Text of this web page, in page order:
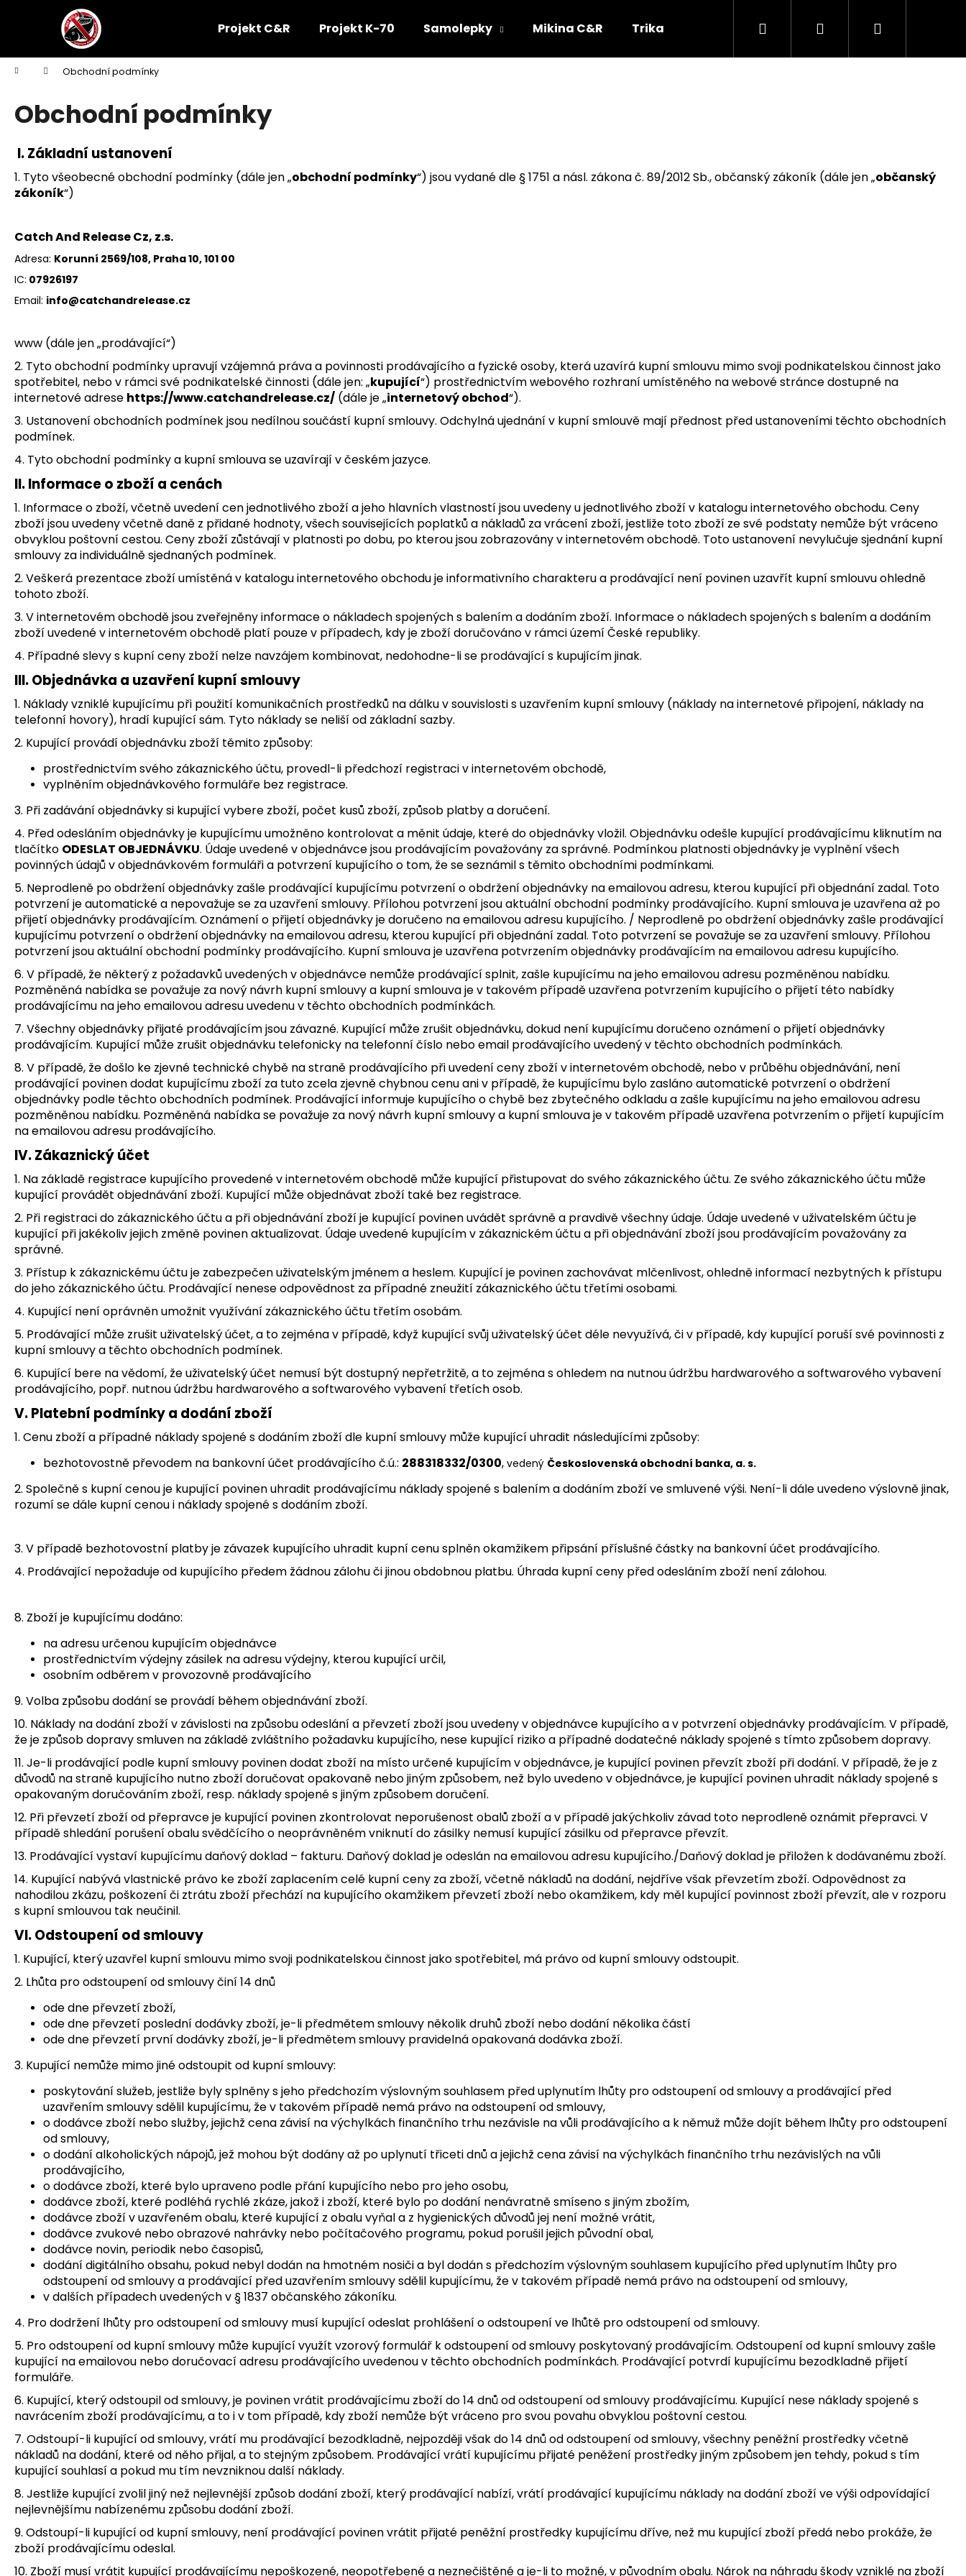
Projekt C&R Projekt K-70 Samolepky Mikina C&R Trika C&R Kontakty
Hledat PřihlášeníNákupní
Domů Obchodní podmínky
Obchodní podmínky
I.Základní ustanovení
1. Tyto všeobecné obchodní podmínky (dále jen „obchodní podmínky“) jsou vydané dle § 1751 a násl. zákona č. 89/2012 Sb., občanský zákoník (dále jen „občanský
zákoník“)
Catch And Release Cz, z.s.
Adresa: Korunní 2569/108, Praha 10,101 00
IC: 07926197
Email: info@catchandrelease.cz
www (dále jen „prodávající“)
2. Tyto obchodní podmínky upravují vzájemná práva a povinnosti prodávajícího a fyzické osoby, která uzavírá kupní smlouvu mimo svoji podnikatelskou činnost jako
spotřebitel, nebo v rámci své podnikatelské činnosti (dále jen: „kupující“) prostřednictvím webového rozhraní umístěného na webové stránce dostupné na
internetové adrese https://www.catchandrelease.cz/ (dále je „internetový obchod“).
3. Ustanovení obchodních podmínek jsou nedílnou součástí kupní smlouvy. Odchylná ujednání v kupní smlouvě mají přednost před ustanoveními těchto obchodních
podmínek.
4. Tyto obchodní podmínky a kupní smlouva se uzavírají v českém jazyce.
II. Informace o zboží a cenách
1. Informace o zboží, včetně uvedení cen jednotlivého zboží a jeho hlavních vlastností jsou uvedeny u jednotlivého zboží v katalogu internetového obchodu. Ceny
zboží jsou uvedeny včetně daně z přidané hodnoty, všech souvisejících poplatků a nákladů za vrácení zboží, jestliže toto zboží ze své podstaty nemůže být vráceno
obvyklou poštovní cestou. Ceny zboží zůstávají v platnosti po dobu, po kterou jsou zobrazovány v internetovém obchodě. Toto ustanovení nevylučuje sjednání kupní
smlouvy za individuálně sjednaných podmínek.
2. Veškerá prezentace zboží umístěná v katalogu internetového obchodu je informativního charakteru a prodávající není povinen uzavřít kupní smlouvu ohledně
tohoto zboží.
3. V internetovém obchodě jsou zveřejněny informace o nákladech spojených s balením a dodáním zboží. Informace o nákladech spojených s balením a dodáním
zboží uvedené v internetovém obchodě platí pouze v případech, kdy je zboží doručováno v rámci území České republiky.
4. Případné slevy s kupní ceny zboží nelze navzájem kombinovat, nedohodne-li se prodávající s kupujícím jinak.
III. Objednávka a uzavření kupní smlouvy
1. Náklady vzniklé kupujícímu při použití komunikačních prostředků na dálku v souvislosti s uzavřením kupní smlouvy (náklady na internetové připojení, náklady na
telefonní hovory), hradí kupující sám. Tyto náklady se neliší od základní sazby.
2. Kupující provádí objednávku zboží těmito způsoby:
prostřednictvím svého zákaznického účtu, provedl-li předchozí registraci v internetovém obchodě,
vyplněním objednávkového formuláře bez registrace.
3. Při zadávání objednávky si kupující vybere zboží, počet kusů zboží, způsob platby a doručení.
4. Před odesláním objednávky je kupujícímu umožněno kontrolovat a měnit údaje, které do objednávky vložil. Objednávku odešle kupující prodávajícímu kliknutím na
tlačítko ODESLAT OBJEDNÁVKU. Údaje uvedené v objednávce jsou prodávajícím považovány za správné. Podmínkou platnosti objednávky je vyplnění všech
povinných údajů v objednávkovém formuláři a potvrzení kupujícího o tom, že se seznámil s těmito obchodními podmínkami.
5. Neprodleně po obdržení objednávky zašle prodávající kupujícímu potvrzení o obdržení objednávky na emailovou adresu, kterou kupující při objednání zadal. Toto
potvrzení je automatické a nepovažuje se za uzavření smlouvy. Přílohou potvrzení jsou aktuální obchodní podmínky prodávajícího. Kupní smlouva je uzavřena až po
přijetí objednávky prodávajícím. Oznámení o přijetí objednávky je doručeno na emailovou adresu kupujícího. / Neprodleně po obdržení objednávky zašle prodávající
kupujícímu potvrzení o obdržení objednávky na emailovou adresu, kterou kupující při objednání zadal. Toto potvrzení se považuje se za uzavření smlouvy. Přílohou
potvrzení jsou aktuální obchodní podmínky prodávajícího. Kupní smlouva je uzavřena potvrzením objednávky prodávajícím na emailovou adresu kupujícího.
6. V případě, že některý z požadavků uvedených v objednávce nemůže prodávající splnit, zašle kupujícímu na jeho emailovou adresu pozměněnou nabídku.
Pozměněná nabídka se považuje za nový návrh kupní smlouvy a kupní smlouva je v takovém případě uzavřena potvrzením kupujícího o přijetí této nabídky
prodávajícímu na jeho emailovou adresu uvedenu v těchto obchodních podmínkách.
7. Všechny objednávky přijaté prodávajícím jsou závazné. Kupující může zrušit objednávku, dokud není kupujícímu doručeno oznámení o přijetí objednávky
prodávajícím. Kupující může zrušit objednávku telefonicky na telefonní číslo nebo email prodávajícího uvedený v těchto obchodních podmínkách.
8. V případě, že došlo ke zjevné technické chybě na straně prodávajícího při uvedení ceny zboží v internetovém obchodě, nebo v průběhu objednávání, není
prodávající povinen dodat kupujícímu zboží za tuto zcela zjevně chybnou cenu ani v případě, že kupujícímu bylo zasláno automatické potvrzení o obdržení
objednávky podle těchto obchodních podmínek. Prodávající informuje kupujícího o chybě bez zbytečného odkladu a zašle kupujícímu na jeho emailovou adresu
pozměněnou nabídku. Pozměněná nabídka se považuje za nový návrh kupní smlouvy a kupní smlouva je v takovém případě uzavřena potvrzením o přijetí kupujícím
na emailovou adresu prodávajícího.
IV. Zákaznický účet
1. Na základě registrace kupujícího provedené v internetovém obchodě může kupující přistupovat do svého zákaznického účtu. Ze svého zákaznického účtu může
kupující provádět objednávání zboží. Kupující může objednávat zboží také bez registrace.
2. Při registraci do zákaznického účtu a při objednávání zboží je kupující povinen uvádět správně a pravdivě všechny údaje. Údaje uvedené v uživatelském účtu je
kupující při jakékoliv jejich změně povinen aktualizovat. Údaje uvedené kupujícím v zákaznickém účtu a při objednávání zboží jsou prodávajícím považovány za
správné.
3. Přístup k zákaznickému účtu je zabezpečen uživatelským jménem a heslem. Kupující je povinen zachovávat mlčenlivost, ohledně informací nezbytných k přístupu
do jeho zákaznického účtu. Prodávající nenese odpovědnost za případné zneužití zákaznického účtu třetími osobami.
4. Kupující není oprávněn umožnit využívání zákaznického účtu třetím osobám.
5. Prodávající může zrušit uživatelský účet, a to zejména v případě, když kupující svůj uživatelský účet déle nevyužívá, či v případě, kdy kupující poruší své povinnosti z
kupní smlouvy a těchto obchodních podmínek.
6. Kupující bere na vědomí, že uživatelský účet nemusí být dostupný nepřetržitě, a to zejména s ohledem na nutnou údržbu hardwarového a softwarového vybavení
prodávajícího, popř. nutnou údržbu hardwarového a softwarového vybavení třetích osob.
V. Platební podmínky a dodání zboží
1. Cenu zboží a případné náklady spojené s dodáním zboží dle kupní smlouvy může kupující uhradit následujícími způsoby:
bezhotovostně převodem na bankovní účet prodávajícího č.ú.: 288318332/0300, vedený Československá obchodní banka, a. s.
2. Společně s kupní cenou je kupující povinen uhradit prodávajícímu náklady spojené s balením a dodáním zboží ve smluvené výši. Není-li dále uvedeno výslovně jinak,
rozumí se dále kupní cenou i náklady spojené s dodáním zboží.
3. V případě bezhotovostní platby je závazek kupujícího uhradit kupní cenu splněn okamžikem připsání příslušné částky na bankovní účet prodávajícího.
4. Prodávající nepožaduje od kupujícího předem žádnou zálohu či jinou obdobnou platbu. Úhrada kupní ceny před odesláním zboží není zálohou.
8. Zboží je kupujícímu dodáno:
na adresu určenou kupujícím objednávce
prostřednictvím výdejny zásilek na adresu výdejny, kterou kupující určil,
osobním odběrem v provozovně prodávajícího
9. Volba způsobu dodání se provádí během objednávání zboží.
10. Náklady na dodání zboží v závislosti na způsobu odeslání a převzetí zboží jsou uvedeny v objednávce kupujícího a v potvrzení objednávky prodávajícím. V případě,
že je způsob dopravy smluven na základě zvláštního požadavku kupujícího, nese kupující riziko a případné dodatečné náklady spojené s tímto způsobem dopravy.
11. Je-li prodávající podle kupní smlouvy povinen dodat zboží na místo určené kupujícím v objednávce, je kupující povinen převzít zboží při dodání. V případě, že je z
důvodů na straně kupujícího nutno zboží doručovat opakovaně nebo jiným způsobem, než bylo uvedeno v objednávce, je kupující povinen uhradit náklady spojené s
opakovaným doručováním zboží, resp. náklady spojené s jiným způsobem doručení.
12. Při převzetí zboží od přepravce je kupující povinen zkontrolovat neporušenost obalů zboží a v případě jakýchkoliv závad toto neprodleně oznámit přepravci. V
případě shledání porušení obalu svědčícího o neoprávněném vniknutí do zásilky nemusí kupující zásilku od přepravce převzít.
13. Prodávající vystaví kupujícímu daňový doklad – fakturu. Daňový doklad je odeslán na emailovou adresu kupujícího./Daňový doklad je přiložen k dodávanému zboží.
14. Kupující nabývá vlastnické právo ke zboží zaplacením celé kupní ceny za zboží, včetně nákladů na dodání, nejdříve však převzetím zboží. Odpovědnost za
nahodilou zkázu, poškození či ztrátu zboží přechází na kupujícího okamžikem převzetí zboží nebo okamžikem, kdy měl kupující povinnost zboží převzít, ale v rozporu
s kupní smlouvou tak neučinil.
VI. Odstoupení od smlouvy
1. Kupující, který uzavřel kupní smlouvu mimo svoji podnikatelskou činnost jako spotřebitel, má právo od kupní smlouvy odstoupit.
2. Lhůta pro odstoupení od smlouvy činí 14 dnů
ode dne převzetí zboží,
ode dne převzetí poslední dodávky zboží, je-li předmětem smlouvy několik druhů zboží nebo dodání několika částí
ode dne převzetí první dodávky zboží, je-li předmětem smlouvy pravidelná opakovaná dodávka zboží.
3. Kupující nemůže mimo jiné odstoupit od kupní smlouvy:
poskytování služeb, jestliže byly splněny s jeho předchozím výslovným souhlasem před uplynutím lhůty pro odstoupení od smlouvy a prodávající před
uzavřením smlouvy sdělil kupujícímu, že v takovém případě nemá právo na odstoupení od smlouvy,
o dodávce zboží nebo služby, jejichž cena závisí na výchylkách finančního trhu nezávisle na vůli prodávajícího a k němuž může dojít během lhůty pro odstoupení
od smlouvy,
o dodání alkoholických nápojů, jež mohou být dodány až po uplynutí třiceti dnů a jejichž cena závisí na výchylkách finančního trhu nezávislých na vůli
prodávajícího,
o dodávce zboží, které bylo upraveno podle přání kupujícího nebo pro jeho osobu,
dodávce zboží, které podléhá rychlé zkáze, jakož i zboží, které bylo po dodání nenávratně smíseno s jiným zbožím,
dodávce zboží v uzavřeném obalu, které kupující z obalu vyňal a z hygienických důvodů jej není možné vrátit,
dodávce zvukové nebo obrazové nahrávky nebo počítačového programu, pokud porušil jejich původní obal,
dodávce novin, periodik nebo časopisů,
dodání digitálního obsahu, pokud nebyl dodán na hmotném nosiči a byl dodán s předchozím výslovným souhlasem kupujícího před uplynutím lhůty pro
odstoupení od smlouvy a prodávající před uzavřením smlouvy sdělil kupujícímu, že v takovém případě nemá právo na odstoupení od smlouvy,
v dalších případech uvedených v § 1837 občanského zákoníku.
4. Pro dodržení lhůty pro odstoupení od smlouvy musí kupující odeslat prohlášení o odstoupení ve lhůtě pro odstoupení od smlouvy.
5. Pro odstoupení od kupní smlouvy může kupující využít vzorový formulář k odstoupení od smlouvy poskytovaný prodávajícím. Odstoupení od kupní smlouvy zašle
kupující na emailovou nebo doručovací adresu prodávajícího uvedenou v těchto obchodních podmínkách. Prodávající potvrdí kupujícímu bezodkladně přijetí
formuláře.
6. Kupující, který odstoupil od smlouvy, je povinen vrátit prodávajícímu zboží do 14 dnů od odstoupení od smlouvy prodávajícímu. Kupující nese náklady spojené s
navrácením zboží prodávajícímu, a to i v tom případě, kdy zboží nemůže být vráceno pro svou povahu obvyklou poštovní cestou.
7. Odstoupí-li kupující od smlouvy, vrátí mu prodávající bezodkladně, nejpozději však do 14 dnů od odstoupení od smlouvy, všechny peněžní prostředky včetně
nákladů na dodání, které od něho přijal, a to stejným způsobem. Prodávající vrátí kupujícímu přijaté peněžení prostředky jiným způsobem jen tehdy, pokud s tím
kupující souhlasí a pokud mu tím nevzniknou další náklady.
8. Jestliže kupující zvolil jiný než nejlevnější způsob dodání zboží, který prodávající nabízí, vrátí prodávající kupujícímu náklady na dodání zboží ve výši odpovídající
nejlevnějšímu nabízenému způsobu dodání zboží.
9. Odstoupí-li kupující od kupní smlouvy, není prodávající povinen vrátit přijaté peněžní prostředky kupujícímu dříve, než mu kupující zboží předá nebo prokáže, že
zboží prodávajícímu odeslal.
10. Zboží musí vrátit kupující prodávajícímu nepoškozené, neopotřebené a neznečištěné a je-li to možné, v původním obalu. Nárok na náhradu škody vzniklé na zboží
í
Zpět
do
obchodu
Zpět
do
obchodu